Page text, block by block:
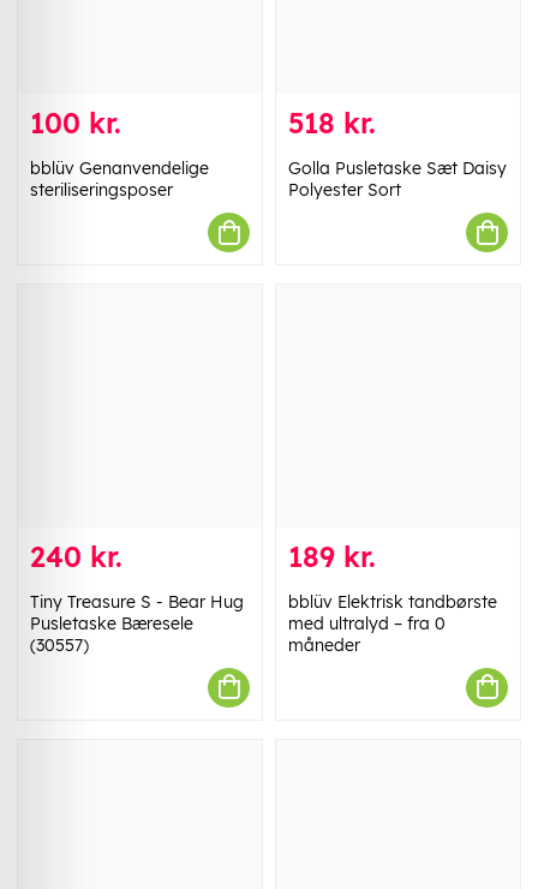
100 kr.
bblüv Genanvendelige
steriliseringsposer
518 kr.
Golla Pusletaske Sæt Daisy
Polyester Sort
240 kr.
Tiny Treasure S - Bear Hug
Pusletaske Bæresele
(30557)
189 kr.
bblüv Elektrisk tandbørste
med ultralyd – fra 0
måneder